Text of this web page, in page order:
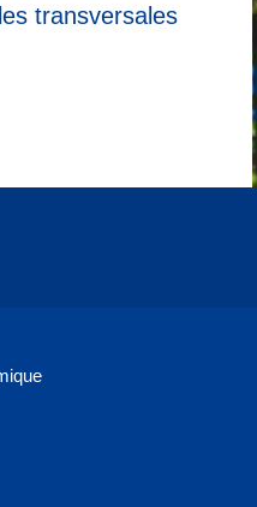
transversales